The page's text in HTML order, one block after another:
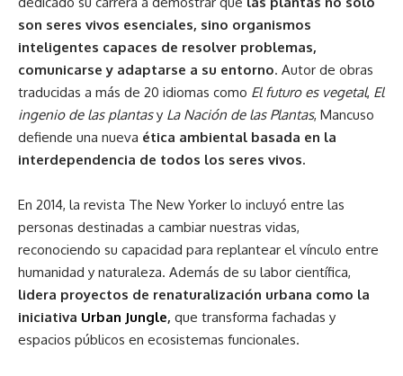
son seres vivos esenciales, sino organismos
inteligentes capaces de resolver problemas,
comunicarse y adaptarse a su entorno. Autor de obras
traducidas a más de 20 idiomas como El futuro es vegetal, El
ingenio de las plantasy La Nación de las Plantas, Mancuso
defiende una nueva ética ambiental basada en la
interdependencia de todos los seres vivos.
En 2014, la revista The New Yorker lo incluyó entre las
personas destinadas a cambiar nuestras vidas,
reconociendo su capacidad para replantear el vínculo entre
humanidad y naturaleza. Además de su labor científica,
lidera proyectos de renaturalización urbana como la
iniciativa Urban Jungle, que transforma fachadas y
espacios públicos en ecosistemas funcionales.